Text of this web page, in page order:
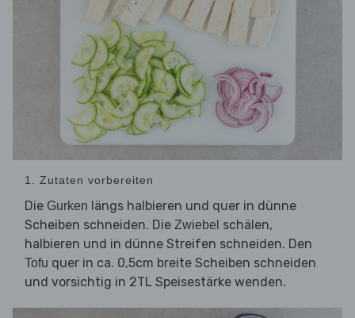
1. Zutaten vorbereiten
Die Gurken längs halbieren und quer in dünne
Scheiben schneiden. Die Zwiebel schälen,
halbieren und in dünne Streifen schneiden. Den
Tofu quer in ca. 0,5cm breite Scheiben schneiden
und vorsichtig in 2TL Speisestärke wenden.